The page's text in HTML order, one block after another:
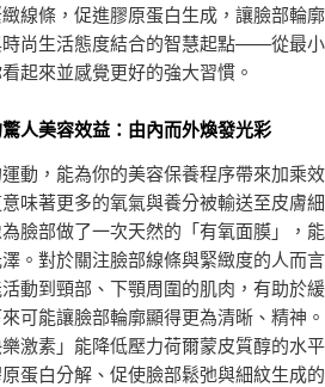
線條，促進膠原蛋白生成，讓臉部輪
尚生活態度結合的智慧起點——從最
起來並感覺更好的強大習慣。
人美容效益：由內而外煥發光彩
動，能為你的美容保養程序帶來加乘
味著更多的氧氣與養分被輸送至皮膚
臉部做了一次天然的「有氧面膜」，
。對於關注臉部線條與緊緻度的人而
動到頸部、下顎周圍的肌肉，有助於
可能讓臉部輪廓顯得更為清晰、精神
激素」能降低壓力荷爾蒙皮質醇的水
蛋白分解、促使臉部鬆弛與細紋生成